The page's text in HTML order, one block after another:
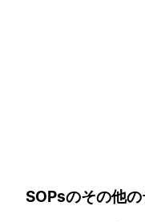
SOPsのその他